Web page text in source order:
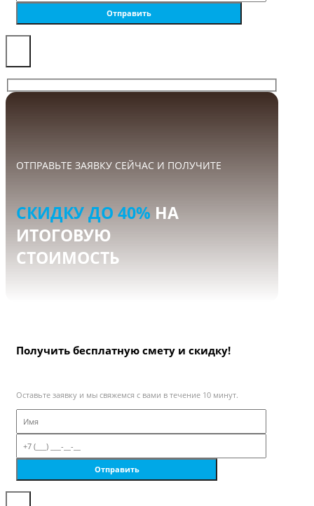
ОТПРАВЬТЕ ЗАЯВКУ СЕЙЧАС И ПОЛУЧИТЕ
СКИДКУ ДО 40% НА
ИТОГОВУЮ
СТОИМОСТЬ
Получить бесплатную смету и скидку!
Оставьте заявку и мы свяжемся с вами в течение 10 минут.